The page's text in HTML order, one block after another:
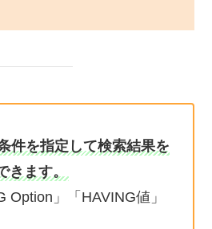
件を指定して検索結果を
きます。
Option」「HAVING値」